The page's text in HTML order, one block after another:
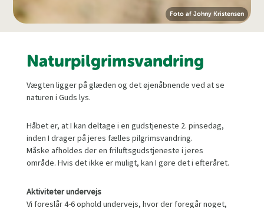
Foto af Johny Kristensen
Naturpilgrimsvandring
Vægten ligger på glæden og det øjenåbnende ved at se
naturen i Guds lys.
Håbet er, at I kan deltage i en gudstjeneste 2. pinsedag,
inden I drager på jeres fælles pilgrimsvandring.
Måske afholdes der en friluftsgudstjeneste i jeres
område. Hvis det ikke er muligt, kan I gøre det i efteråret.
Aktiviteter undervejs
Vi foreslår 4-6 ophold undervejs, hvor der foregår noget,